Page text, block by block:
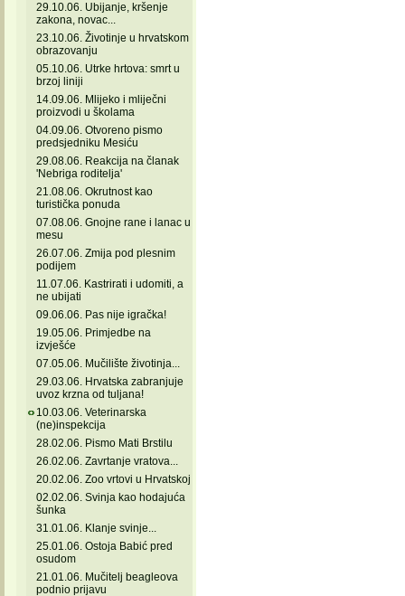
29.10.06. Ubijanje, kršenje
zakona, novac...
23.10.06. Životinje u hrvatskom
obrazovanju
05.10.06. Utrke hrtova: smrt u
brzoj liniji
14.09.06. Mlijeko i mliječni
proizvodi u školama
04.09.06. Otvoreno pismo
predsjedniku Mesiću
29.08.06. Reakcija na članak
'Nebriga roditelja'
21.08.06. Okrutnost kao
turistička ponuda
07.08.06. Gnojne rane i lanac u
mesu
26.07.06. Zmija pod plesnim
podijem
11.07.06. Kastrirati i udomiti, a
ne ubijati
09.06.06. Pas nije igračka!
19.05.06. Primjedbe na
izvješće
07.05.06. Mučilište životinja...
29.03.06. Hrvatska zabranjuje
uvoz krzna od tuljana!
10.03.06. Veterinarska
(ne)inspekcija
28.02.06. Pismo Mati Brstilu
26.02.06. Zavrtanje vratova...
20.02.06. Zoo vrtovi u Hrvatskoj
02.02.06. Svinja kao hodajuća
šunka
31.01.06. Klanje svinje...
25.01.06. Ostoja Babić pred
osudom
21.01.06. Mučitelj beagleova
podnio prijavu